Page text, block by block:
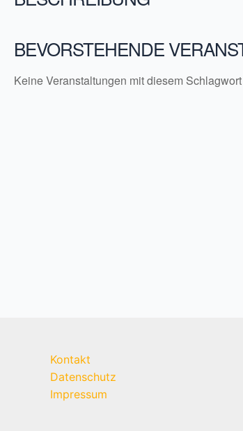
BEVORSTEHENDE
Keine Veranstaltungen mit diesem Schlagwort
Kontakt
Datenschutz
Impressum